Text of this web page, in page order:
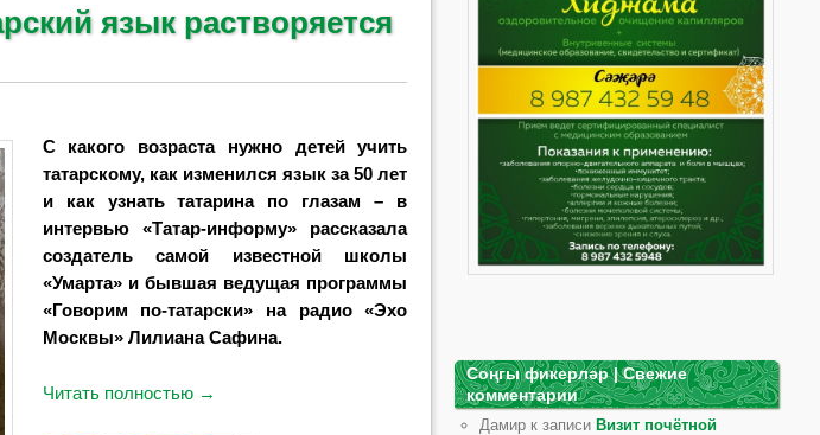
язык растворяется
С какого возраста нужно детей учить
татарскому, как изменился язык за 50 лет
и как узнать татарина по глазам – в
интервью «Татар-информу» рассказала
создатель самой известной школы
«Умарта» и бывшая ведущая программы
«Говорим по-татарски» на радио «Эхо
Москвы» Лилиана Сафина.
Читать полностью →
Соңгы фикерләр | Свежие
комментарии
Дамир к записи Визит почётной